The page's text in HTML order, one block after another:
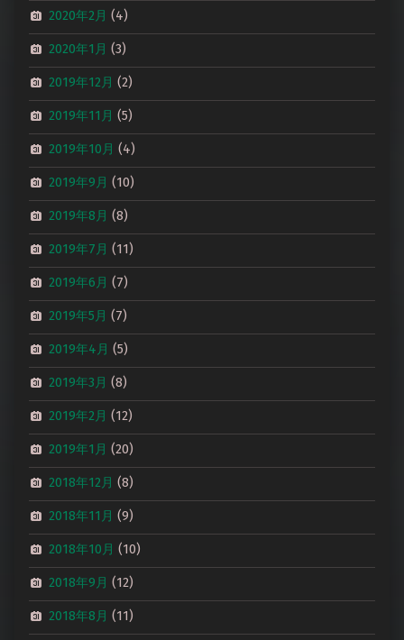
2020年2月 (4)
2020年1月 (3)
2019年12月 (2)
2019年11月 (5)
2019年10月 (4)
2019年9月 (10)
2019年8月 (8)
2019年7月 (11)
2019年6月 (7)
2019年5月 (7)
2019年4月 (5)
2019年3月 (8)
2019年2月 (12)
2019年1月 (20)
2018年12月 (8)
2018年11月 (9)
2018年10月 (10)
2018年9月 (12)
2018年8月 (11)